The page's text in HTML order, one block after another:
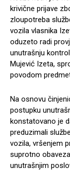
krivične prijave
zloupotreba
vozila vlasnika
oduzeto radi
unutrašnju
Mujević Izeta,
povodom
Na osnovu
postupku
konstatovano je
preduzimali
vozila, vršenjem
suprotno
unutrašnjim